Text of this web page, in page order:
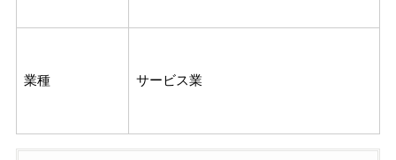
業種 サービス業